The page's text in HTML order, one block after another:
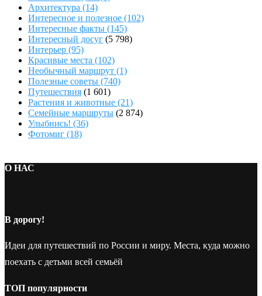
Архитектура (14)
Интересное и полезное (102)
Интересные факты (145)
Интересный досуг (5 798)
Интерьер (95)
Красивые места (102)
Необычный маршрут (1)
Полезные советы (740)
Путешествия (1 601)
Растения и животные (21)
Семейные маршруты (2 874)
Улыбнись! (36)
Фотомиг (18)
О НАС
В дорогу!
Идеи для путешествий по России и миру. Места, куда можно
поехать с детьми всей семьёй
ТОП популярности